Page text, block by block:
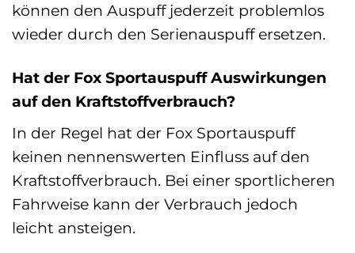
können den Auspuff jederzeit problemlos
wieder durch den Serienauspuff ersetzen.
Hat der Fox Sportauspuff Auswirkungen
auf den Kraftstoffverbrauch?
In der Regel hat der Fox Sportauspuff
keinen nennenswerten Einfluss auf den
Kraftstoffverbrauch. Bei einer sportlicheren
Fahrweise kann der Verbrauch jedoch
leicht ansteigen.